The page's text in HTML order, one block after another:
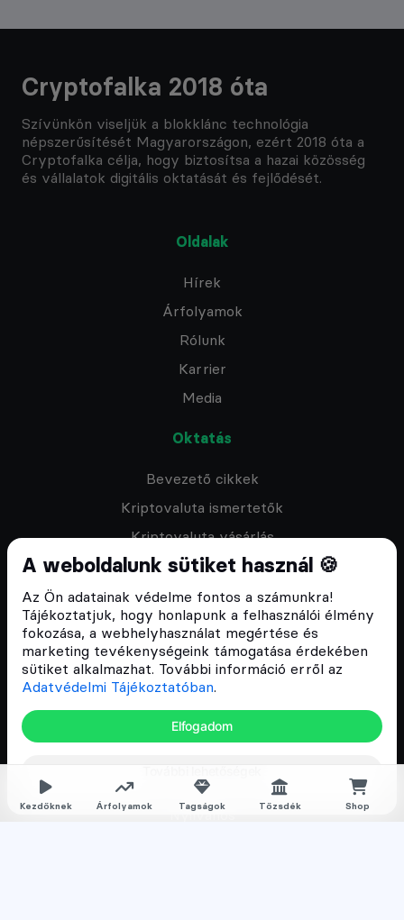
Kezdőknek Árfolyamok Tagságok Tőzsdék Shop
A weboldalunk sütiket használ 🍪
Az Ön adatainak védelme fontos a számunkra!
Tájékoztatjuk, hogy honlapunk a felhasználói élmény
fokozása, a webhelyhasználat megértése és
marketing tevékenységeink támogatása érdekében
sütiket alkalmazhat. További információ erről az
Adatvédelmi Tájékoztatóban.
Elfogadom
Cryptofalka 2018 óta
Szívünkön viseljük a blokklánc technológia
népszerűsítését Magyarországon, ezért 2018 óta a
Cryptofalka célja, hogy biztosítsa a hazai közösség
és vállalatok digitális oktatását és fejlődését.
Oldalak
Hírek
Árfolyamok
Rólunk
Karrier
Media
Oktatás
Bevezető cikkek
Kriptovaluta ismertetők
Kriptovaluta vásárlás
Oktató anyagok
Discord közösség
Csomagajánlatok
Kriptovaluta kezdőknek
Megapack
Nyilvános